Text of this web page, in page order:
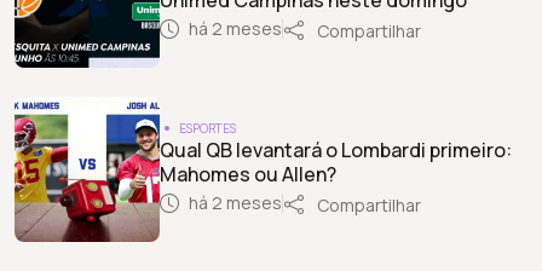
há 2 meses Compartilhar
ESPORTES
Qual QB levantará o Lombardi primeiro:
Mahomes ou Allen?
há 2 meses Compartilhar